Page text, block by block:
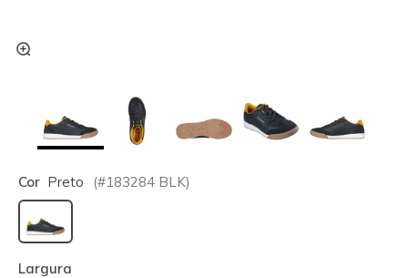
Cor Preto (#183284 BLK)
selecionado
Largura